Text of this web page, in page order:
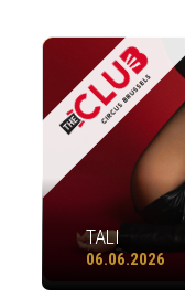
TALI
06.06.2026